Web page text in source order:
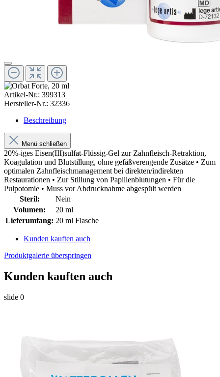
Artikel-Nr.: 399313
Hersteller-Nr.: 32336
Beschreibung
Menü schließen
20%-iges Eisen(III)sulfat-Flüssig-Gel zur Zahnfleisch-Retraktion,
Koagulation und Blutstillung, ohne gefäßverengende Zusätze • Zum
optimalen Zahnfleischmanagement bei direkten/indirekten
Restaurationen • Zur Stillung von Papillenblutungen • Für die
Pulpotomie • Muss vor Abdrucknahme abgespült werden
Steril:
Nein
Volumen:
20 ml
Lieferumfang: 20 ml Flasche
Kunden kauften auch
Produktgalerie überspringen
Kunden kauften auch
slide 0